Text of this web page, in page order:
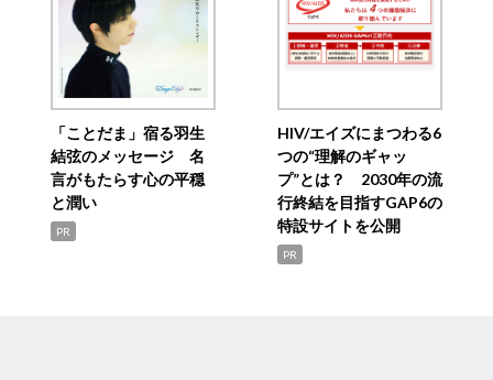
「ことだま」宿る羽生
結弦のメッセージ 名
言がもたらす心の平穏
と潤い
PR
HIV/エイズにまつわる6
つの“理解のギャッ
プ”とは？ 2030年の流
行終結を目指すGAP6の
特設サイトを公開
PR